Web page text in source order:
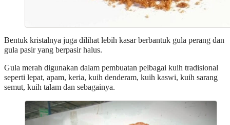
Bentuk kristalnya juga dilihat lebih kasar berbantuk gula perang dan
gula pasir yang berpasir halus.
Gula merah digunakan dalam pembuatan pelbagai kuih tradisional
seperti lepat, apam, keria, kuih denderam, kuih kaswi, kuih sarang
semut, kuih talam dan sebagainya.